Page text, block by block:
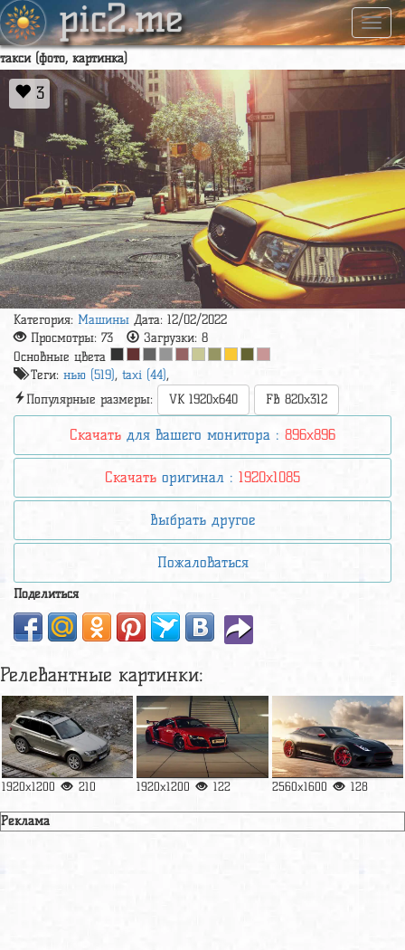
pic2.me
такси (фото, картинка)
3
Категория: Машины Дата: 12/02/2022
Просмотры: 73 Загрузки: 8
Основные цвета
Теги: нью (519), taxi (44),
Популярные размеры:
VK 1920x640 FB 820x312
Скачать для вашего монитора : 896x896
Скачать оригинал : 1920x1085
Выбрать другое
Пожаловаться
Поделиться
Релевантные картинки:
1920x1200 210 1920x1200 122 2560x1600 128
Реклама